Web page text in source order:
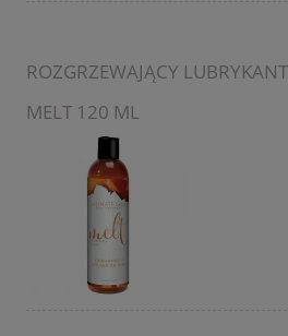
ROZGRZEWAJĄCY
MELT 120 ML